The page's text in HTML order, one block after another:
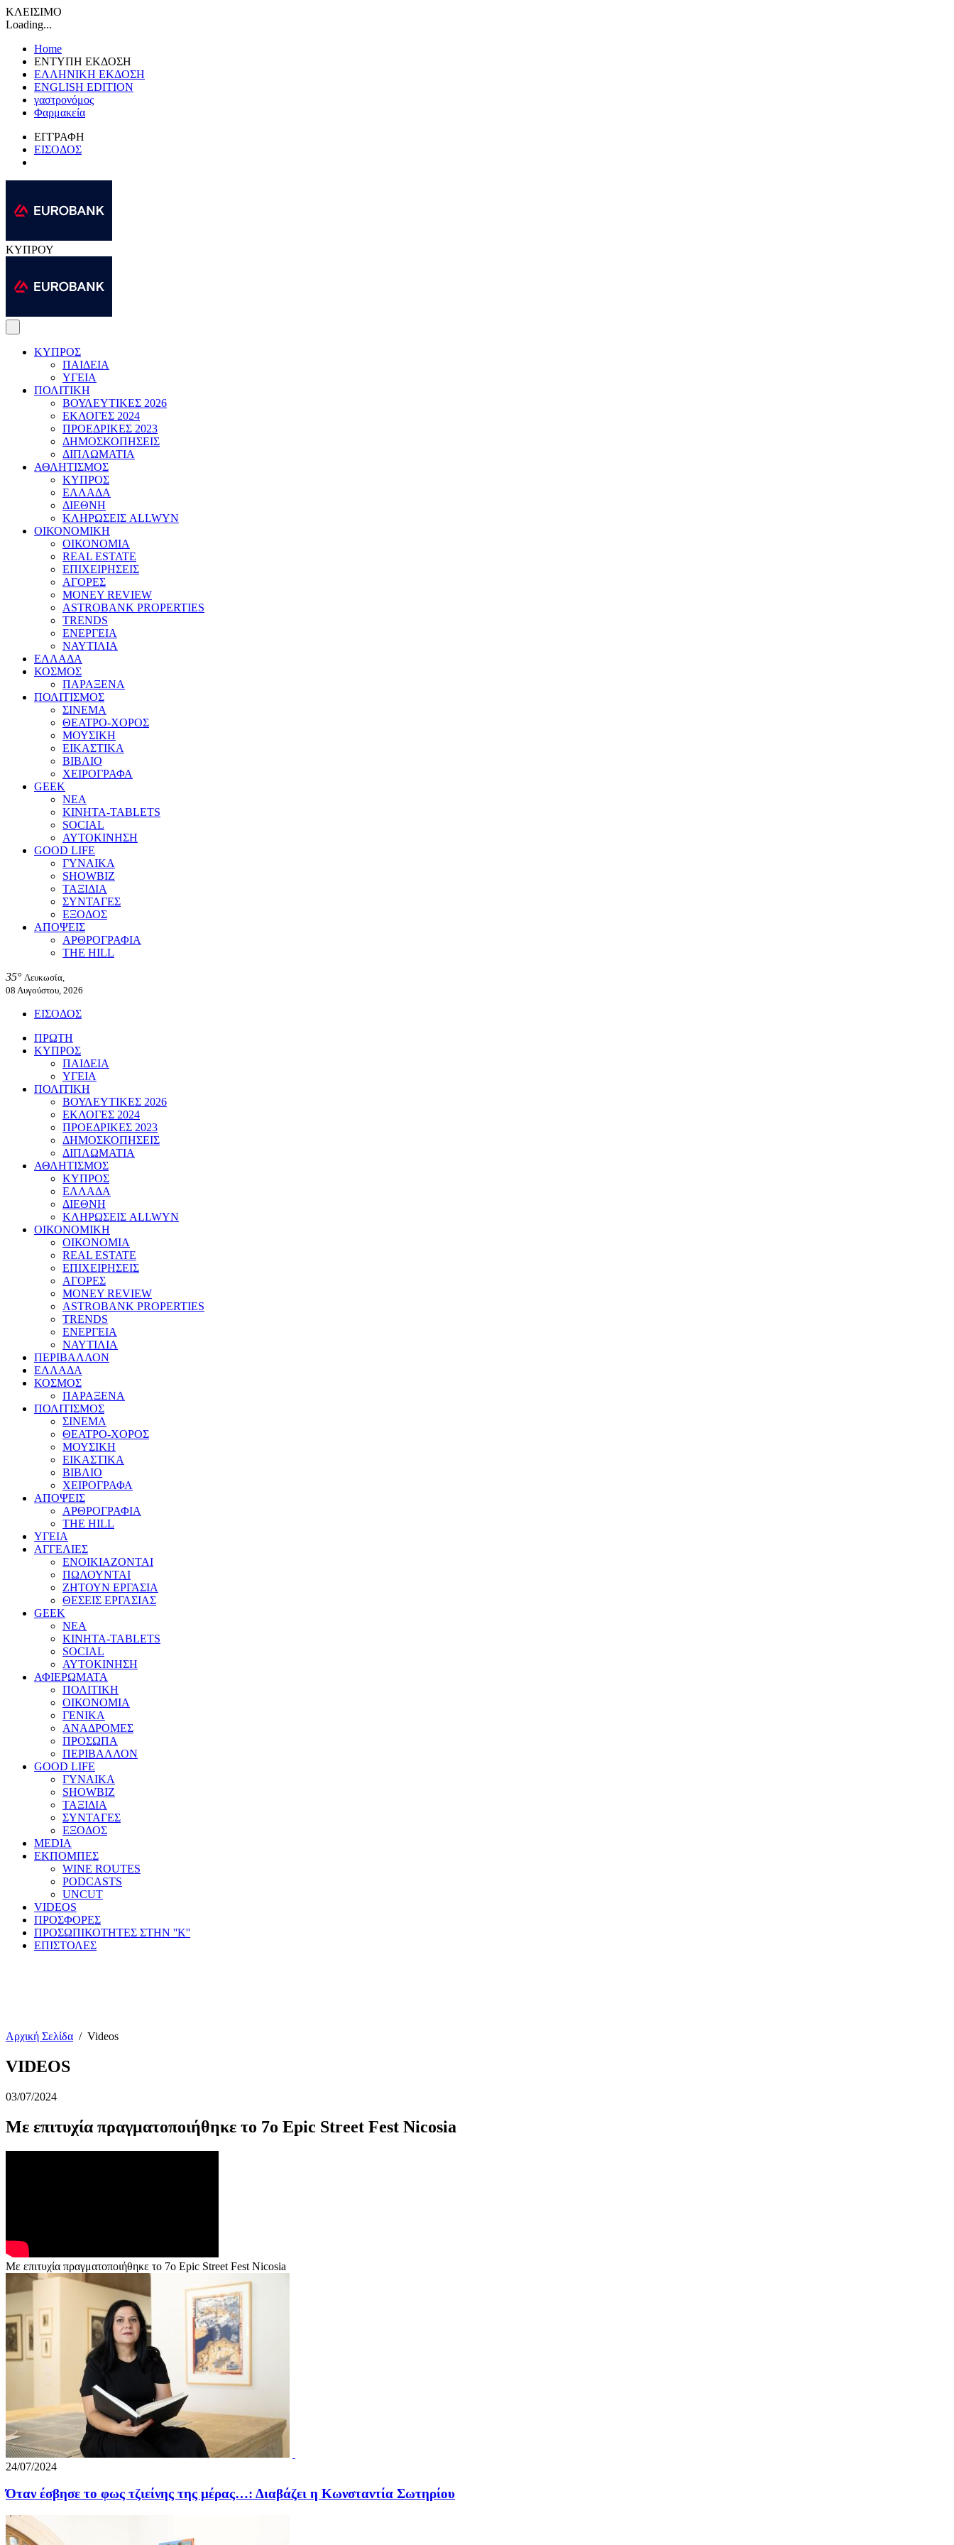
ΚΛΕΙΣΙΜΟ
Loading...
Home
ΕΝΤΥΠΗ ΕΚΔΟΣΗ
ΕΛΛΗΝΙΚΗ ΕΚΔΟΣΗ
ENGLISH EDITION
γαστρονόμος
Φαρμακεία
ΕΓΓΡΑΦΗ
ΕΙΣΟΔΟΣ
ΚΥΠΡΟΥ
ΚΥΠΡΟΣ
ΠΑΙΔΕΙΑ
ΥΓΕΙΑ
ΠΟΛΙΤΙΚΗ
ΒΟΥΛΕΥΤΙΚΕΣ 2026
ΕΚΛΟΓΕΣ 2024
ΠΡΟΕΔΡΙΚΕΣ 2023
ΔΗΜΟΣΚΟΠΗΣΕΙΣ
ΔΙΠΛΩΜΑΤΙΑ
ΑΘΛΗΤΙΣΜΟΣ
ΚΥΠΡΟΣ
ΕΛΛΑΔΑ
ΔΙΕΘΝΗ
ΚΛΗΡΩΣΕΙΣ ALLWYN
ΟΙΚΟΝΟΜΙΚΗ
ΟΙΚΟΝΟΜΙΑ
REAL ESTATE
ΕΠΙΧΕΙΡΗΣΕΙΣ
ΑΓΟΡΕΣ
MONEY REVIEW
ASTROBANK PROPERTIES
TRENDS
ΕΝΕΡΓΕΙΑ
ΝΑΥΤΙΛΙΑ
ΕΛΛΑΔΑ
ΚΟΣΜΟΣ
ΠΑΡΑΞΕΝΑ
ΠΟΛΙΤΙΣΜΟΣ
ΣΙΝΕΜΑ
ΘΕΑΤΡΟ-ΧΟΡΟΣ
ΜΟΥΣΙΚΗ
ΕΙΚΑΣΤΙΚΑ
ΒΙΒΛΙΟ
ΧΕΙΡΟΓΡΑΦΑ
GEEK
ΝΕΑ
ΚΙΝΗΤΑ-TABLETS
SOCIAL
ΑΥΤΟΚΙΝΗΣΗ
GOOD LIFE
ΓΥΝΑΙΚΑ
SHOWBIZ
ΤΑΞΙΔΙΑ
ΣΥΝΤΑΓΕΣ
ΕΞΟΔΟΣ
ΑΠΟΨΕΙΣ
ΑΡΘΡΟΓΡΑΦΙΑ
THE HILL
35° Λευκωσία,
08 Αυγούστου, 2026
ΕΙΣΟΔΟΣ
ΠΡΩΤΗ
ΚΥΠΡΟΣ
ΠΑΙΔΕΙΑ
ΥΓΕΙΑ
ΠΟΛΙΤΙΚΗ
ΒΟΥΛΕΥΤΙΚΕΣ 2026
ΕΚΛΟΓΕΣ 2024
ΠΡΟΕΔΡΙΚΕΣ 2023
ΔΗΜΟΣΚΟΠΗΣΕΙΣ
ΔΙΠΛΩΜΑΤΙΑ
ΑΘΛΗΤΙΣΜΟΣ
ΚΥΠΡΟΣ
ΕΛΛΑΔΑ
ΔΙΕΘΝΗ
ΚΛΗΡΩΣΕΙΣ ALLWYN
ΟΙΚΟΝΟΜΙΚΗ
ΟΙΚΟΝΟΜΙΑ
REAL ESTATE
ΕΠΙΧΕΙΡΗΣΕΙΣ
ΑΓΟΡΕΣ
MONEY REVIEW
ASTROBANK PROPERTIES
TRENDS
ΕΝΕΡΓΕΙΑ
ΝΑΥΤΙΛΙΑ
ΠΕΡΙΒΑΛΛΟΝ
ΕΛΛΑΔΑ
ΚΟΣΜΟΣ
ΠΑΡΑΞΕΝΑ
ΠΟΛΙΤΙΣΜΟΣ
ΣΙΝΕΜΑ
ΘΕΑΤΡΟ-ΧΟΡΟΣ
ΜΟΥΣΙΚΗ
ΕΙΚΑΣΤΙΚΑ
ΒΙΒΛΙΟ
ΧΕΙΡΟΓΡΑΦΑ
ΑΠΟΨΕΙΣ
ΑΡΘΡΟΓΡΑΦΙΑ
THE HILL
ΥΓΕΙΑ
ΑΓΓΕΛΙΕΣ
ΕΝΟΙΚΙΑΖΟΝΤΑΙ
ΠΩΛΟΥΝΤΑΙ
ΖΗΤΟΥΝ ΕΡΓΑΣΙΑ
ΘΕΣΕΙΣ ΕΡΓΑΣΙΑΣ
GEEK
ΝΕΑ
ΚΙΝΗΤΑ-TABLETS
SOCIAL
ΑΥΤΟΚΙΝΗΣΗ
ΑΦΙΕΡΩΜΑΤΑ
ΠΟΛΙΤΙΚΗ
ΟΙΚΟΝΟΜΙΑ
ΓΕΝΙΚΑ
ΑΝΑΔΡΟΜΕΣ
ΠΡΟΣΩΠΑ
ΠΕΡΙΒΑΛΛΟΝ
GOOD LIFE
ΓΥΝΑΙΚΑ
SHOWBIZ
ΤΑΞΙΔΙΑ
ΣΥΝΤΑΓΕΣ
ΕΞΟΔΟΣ
MEDIA
ΕΚΠΟΜΠΕΣ
WINE ROUTES
PODCASTS
UNCUT
VIDEOS
ΠΡΟΣΦΟΡΕΣ
ΠΡΟΣΩΠΙΚΟΤΗΤΕΣ ΣΤΗΝ ''Κ''
ΕΠΙΣΤΟΛΕΣ
Αρχική Σελίδα / Videos
VIDEOS
03/07/2024
Με επιτυχία πραγματοποιήθηκε το 7ο Epic Street Fest Nicosia
Με επιτυχία πραγματοποιήθηκε το 7ο Epic Street Fest Nicosia
24/07/2024
Όταν έσβησε το φως τζιείνης της μέρας…: Διαβάζει η Κωνσταντία Σωτηρίου